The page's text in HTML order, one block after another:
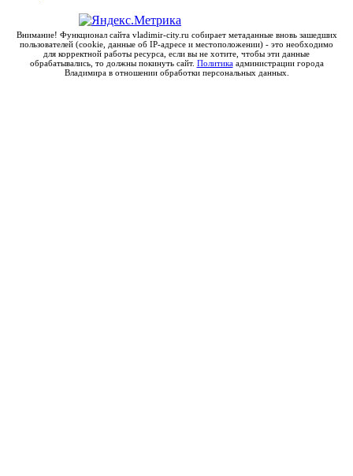
Внимание! Функционал сайта vladimir-city.ru собирает метаданные вновь зашедших
пользователей (cookie, данные об IP-адресе и местоположении) - это необходимо
для корректной работы ресурса, если вы не хотите, чтобы эти данные
обрабатывались, то должны покинуть сайт. Политикаадминистрации города
Владимира в отношении обработки персональных данных.